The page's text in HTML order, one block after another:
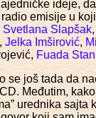
ideje,
emisije u
Svetlana Slapšak,
, Jelka Imširović,
Fuada
se još tada da
Međutim,
urednika